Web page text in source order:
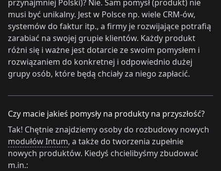
przynajmniej Polski)? Nie. Sam pomysł (produkt) nie
musi być unikalny. Jest w Polsce np. wiele CRM-ów,
systemów do faktur itp., a firmy je rozwijające potrafią
zarabiać na swojej grupie klientów. Każdy produkt
różni się i ważne jest dotarcie ze swoim pomysłem i
rozwiązaniem do konkretnej i odpowiednio dużej
grupy osób, które będą chciały za niego zapłacić.
Czy macie jakieś pomysły na produkty na przyszłość?
Tak! Chętnie znajdziemy osoby do rozbudowy nowych
modułów Intum, a także do tworzenia zupełnie
nowych produktów. Kiedyś chcielibyśmy zbudować
m.in.: